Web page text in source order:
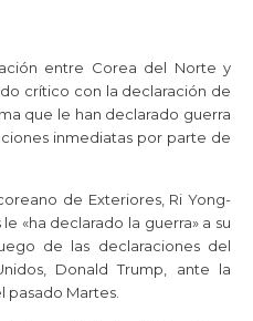
entre Corea del Norte y
crítico con la declaración de
que le han declarado guerra
inmediatas por parte de
de Exteriores, Ri Yong-
«ha declarado la guerra» a su
de las declaraciones del
Donald Trump, ante la
pasado Martes.